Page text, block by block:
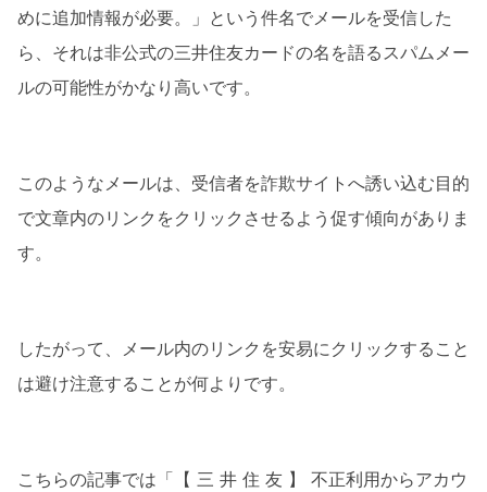
めに追加情報が必要。」という件名でメールを受信した
ら、それは非公式の三井住友カードの名を語るスパムメー
ルの可能性がかなり高いです。
このようなメールは、受信者を詐欺サイトへ誘い込む目的
で文章内のリンクをクリックさせるよう促す傾向がありま
す。
したがって、メール内のリンクを安易にクリックすること
は避け注意することが何よりです。
こちらの記事では「【 三 井 住 友 】 不正利用からアカウ